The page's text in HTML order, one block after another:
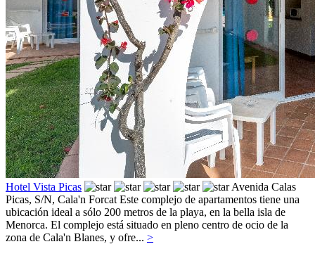
Hotel Vista Picas
Avenida Calas
Picas, S/N, Cala'n ForcatEste complejo de apartamentos tiene una
ubicación ideal a sólo 200 metros de la playa, en la bella isla de
Menorca. El complejo está situado en pleno centro de ocio de la
zona de Cala'n Blanes, y ofre... >